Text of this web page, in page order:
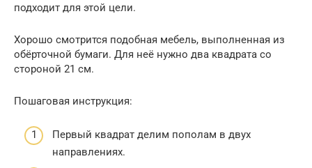
подходит для этой цели.
Хорошо смотрится подобная мебель, выполненная из
обёрточной бумаги. Для неё нужно два квадрата со
стороной 21 см.
Пошаговая инструкция:
Первый квадрат делим пополам в двух
направлениях.